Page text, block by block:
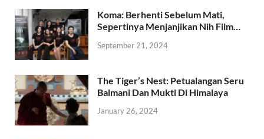
Koma: Berhenti Sebelum Mati,
Sepertinya Menjanjikan Nih Film…
September 21, 2024
The Tiger’s Nest: Petualangan Seru
Balmani Dan Mukti Di Himalaya
January 26, 2024